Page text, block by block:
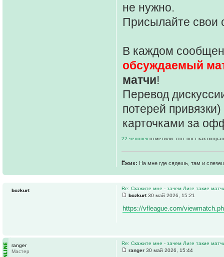
не нужно.
Присылайте свои
В каждом
обсуждаемый
матчи!
Перевод
потерей
карточками за
22 человек отметили этот пост как
Ёжик: На мне где сядешь, там и
Re: Скажите мне - зачем Лиге такие
bozkurt30 май 2026, 15:21
https://vfleague.com/
bozkurt
Re: Скажите мне - зачем Лиге такие
ranger 30 май 2026, 15:44
ranger
Мастер